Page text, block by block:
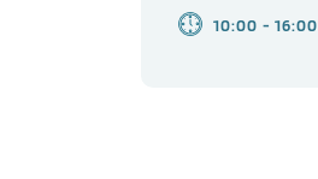
10:00 - 16:00